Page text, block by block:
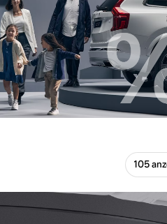
105